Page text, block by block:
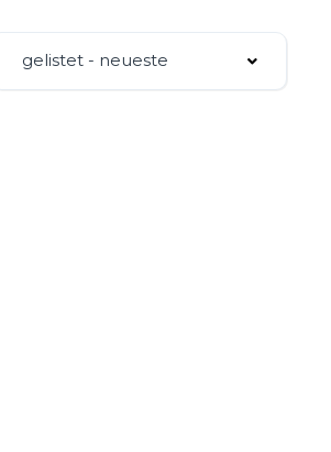
gelistet - neueste